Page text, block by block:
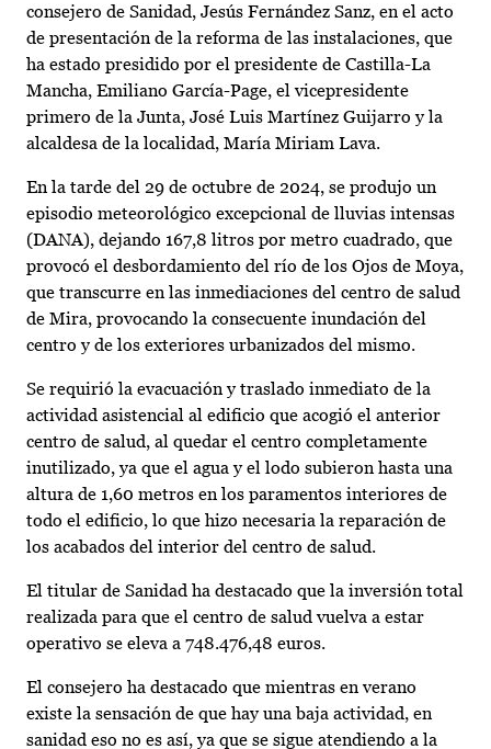
consejero de Sanidad, Jesús Fernández Sanz, en el acto
de presentación de la reforma de las instalaciones, que
ha estado presidido por el presidente de Castilla-La
Mancha, Emiliano García-Page, el vicepresidente
primero de la Junta, José Luis Martínez Guijarro y la
alcaldesa de la localidad, María Miriam Lava.
En la tarde del 29 de octubre de 2024, se produjo un
episodio meteorológico excepcional de lluvias intensas
(DANA), dejando 167,8 litros por metro cuadrado, que
provocó el desbordamiento del río de los Ojos de Moya,
que transcurre en las inmediaciones del centro de salud
de Mira, provocando la consecuente inundación del
centro y de los exteriores urbanizados del mismo.
Se requirió la evacuación y traslado inmediato de la
actividad asistencial al edificio que acogió el anterior
centro de salud, al quedar el centro completamente
inutilizado, ya que el agua y el lodo subieron hasta una
altura de 1,60 metros en los paramentos interiores de
todo el edificio, lo que hizo necesaria la reparación de
los acabados del interior del centro de salud.
El titular de Sanidad ha destacado que la inversión total
realizada para que el centro de salud vuelva a estar
operativo se eleva a 748.476,48 euros.
El consejero ha destacado que mientras en verano
existe la sensación de que hay una baja actividad, en
sanidad eso no es así, ya que se sigue atendiendo a la